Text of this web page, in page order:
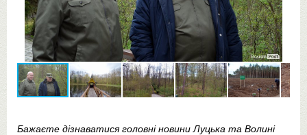
Бажаєте дізнаватися головні новини Луцька та Волині